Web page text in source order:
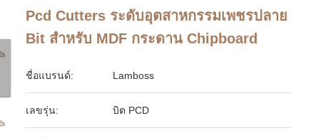
Pcd Cutters ระดับอุตสาหกรรมเพชรปลาย
Bit สําหรับ MDF กระดาน Chipboard
ชื่อแบรนด์: Lamboss
เลขรุ่น: บิต PCD